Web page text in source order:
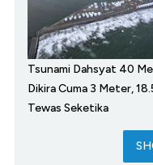
Tsunami Dahsyat 40
Dikira Cuma 3 Meter,
Tewas Seketika